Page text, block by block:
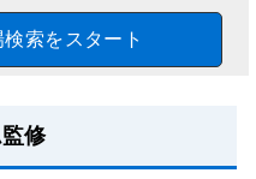
検索をスタート
修